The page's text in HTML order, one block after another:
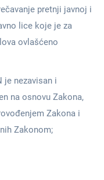
pretnji javnoj i
lice koje je za
ovlašćeno
je nezavisan i
na osnovu Zakona,
Zakona i
Zakonom;